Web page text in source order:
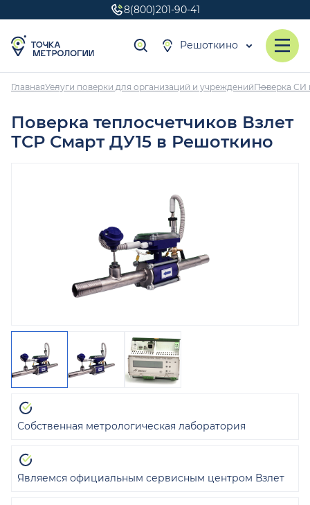
8(800)201-90-41
Решоткино
ГлавнаяУслуги поверки для организаций и учрежденийПоверка СИ
Поверка теплосчетчиков Взлет
ТСР Смарт ДУ15 в Решоткино
Собственная метрологическая лаборатория
Являемся официальным сервисным центром Взлет